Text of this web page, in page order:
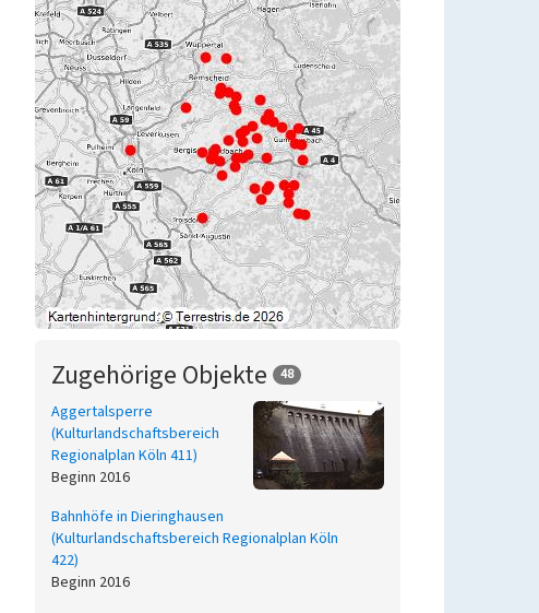
Zugehörige Objekte 48
Aggertalsperre
(Kulturlandschaftsbereich
Regionalplan Köln 411)
Beginn 2016
Bahnhöfe in Dieringhausen
(Kulturlandschaftsbereich Regionalplan Köln
422)
Beginn 2016